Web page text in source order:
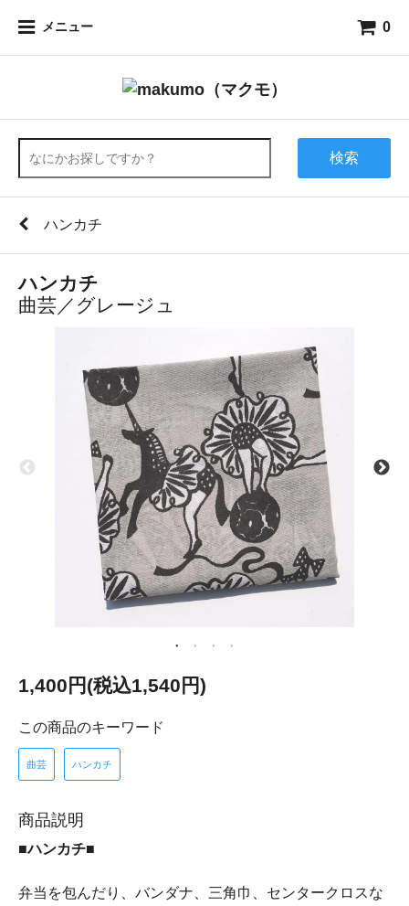
メニュー 0
検索
ハンカチ
ハンカチ
曲芸／グレージュ
1,400円(税込1,540円)
この商品のキーワード
曲芸 ハンカチ
商品説明
■ハンカチ■
弁当を包んだり、バンダナ、三角巾、センタークロスな